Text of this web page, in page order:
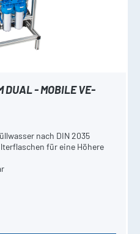
DUAL - MOBILE VE-
nach DIN 2035
für eine Höhere